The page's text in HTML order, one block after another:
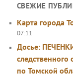
СВЕЖИЕ
Карта города
07:11
Досье:
по Томской